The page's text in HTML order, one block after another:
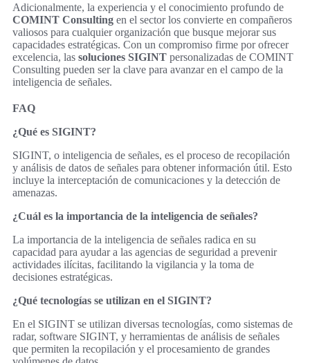
Adicionalmente, la experiencia y el conocimiento profundo de
COMINT Consulting en el sector los convierte en compañeros
valiosos para cualquier organización que busque mejorar sus
capacidades estratégicas. Con un compromiso firme por ofrecer
excelencia, las soluciones SIGINT personalizadas de COMINT
Consulting pueden ser la clave para avanzar en el campo de la
inteligencia de señales.
FAQ
¿Qué es SIGINT?
SIGINT, o inteligencia de señales, es el proceso de recopilación
y análisis de datos de señales para obtener información útil. Esto
incluye la interceptación de comunicaciones y la detección de
amenazas.
¿Cuál es la importancia de la inteligencia de señales?
La importancia de la inteligencia de señales radica en su
capacidad para ayudar a las agencias de seguridad a prevenir
actividades ilícitas, facilitando la vigilancia y la toma de
decisiones estratégicas.
¿Qué tecnologías se utilizan en el SIGINT?
En el SIGINT se utilizan diversas tecnologías, como sistemas de
radar, software SIGINT, y herramientas de análisis de señales
que permiten la recopilación y el procesamiento de grandes